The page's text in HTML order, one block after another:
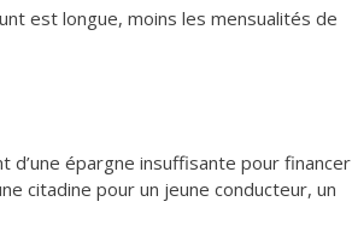
est longue, moins les mensualités de
épargne insuffisante pour financer
citadine pour un jeune conducteur, un